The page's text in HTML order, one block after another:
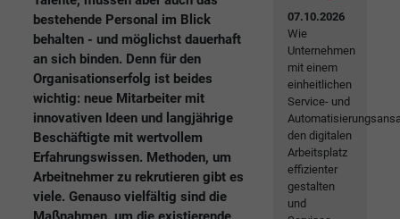
bestehende Personal im Blick
behalten - und möglichst dauerhaft
an sich binden. Denn für den
Organisationserfolg ist beides
wichtig: neue Mitarbeiter mit
innovativen Ideen und langjährige
Beschäftigte mit wertvollem
Erfahrungswissen. Methoden, um
Arbeitnehmer zu rekrutieren gibt es
viele. Genauso vielfältig sind die
07.10.2026
Wie
Unternehmen
mit einem
einheitlichen
Service- und
den digitalen
Arbeitsplatz
effizienter
gestalten
und